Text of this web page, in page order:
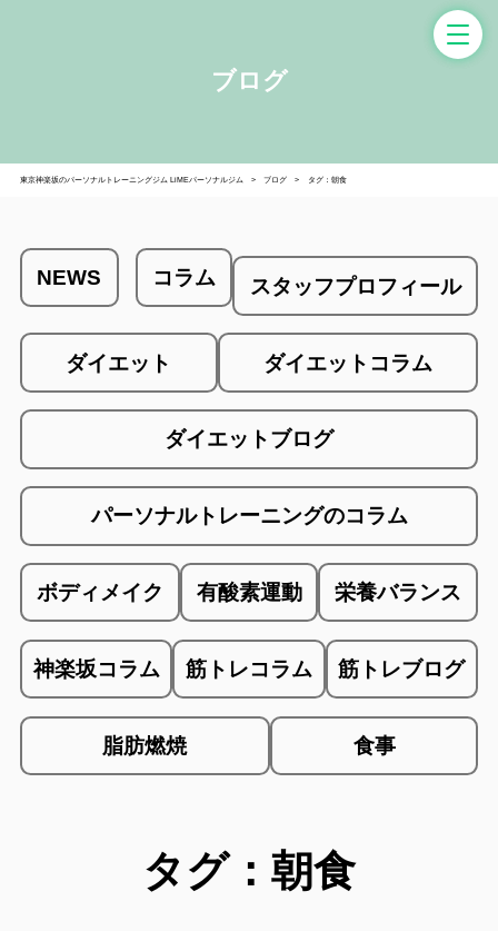
ブログ
東京神楽坂のパーソナルトレーニングジム LiMEパーソナルジム ブログ タグ：朝食
NEWS コラム スタッフプロフィール
ダイエット ダイエットコラム
ダイエットブログ
パーソナルトレーニングのコラム
ボディメイク 有酸素運動 栄養バランス
神楽坂コラム 筋トレコラム 筋トレブログ
脂肪燃焼 食事
タグ：朝食